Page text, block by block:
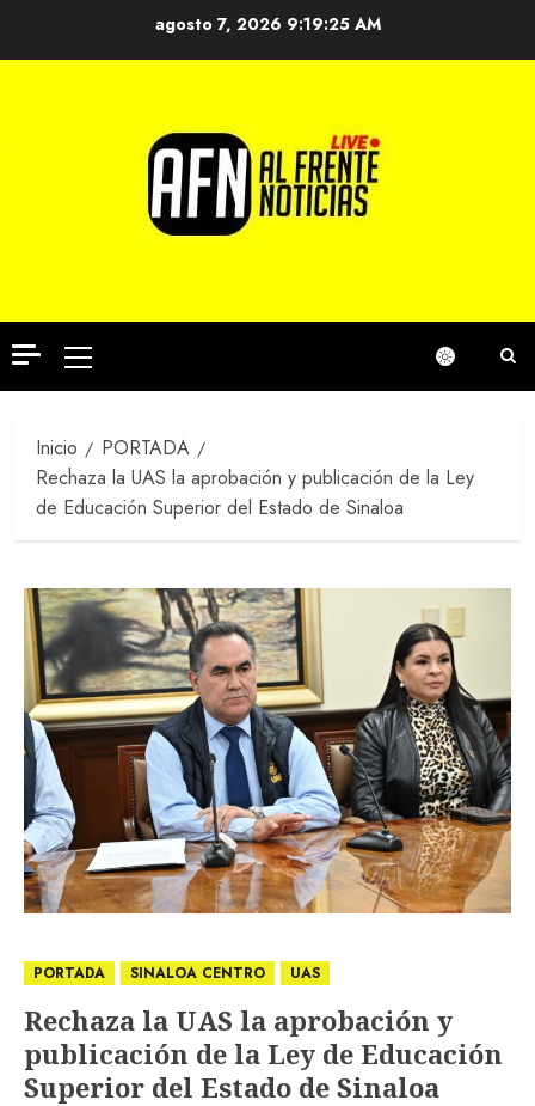
agosto 7, 2026 9:19:26 AM
Menú
principal
Inicio
PORTADA
Rechaza la UAS la aprobación y publicación de la Ley
de Educación Superior del Estado de Sinaloa
PORTADA SINALOA CENTRO UAS
Rechaza la UAS la aprobación y
publicación de la Ley de Educación
Superior del Estado de Sinaloa